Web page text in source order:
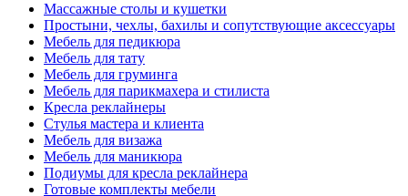
Массажные столы и кушетки
Простыни, чехлы, бахилы и сопутствующие аксессуары
Мебель для педикюра
Мебель для тату
Мебель для груминга
Мебель для парикмахера и стилиста
Кресла реклайнеры
Стулья мастера и клиента
Мебель для визажа
Мебель для маникюра
Подиумы для кресла реклайнера
Готовые комплекты мебели